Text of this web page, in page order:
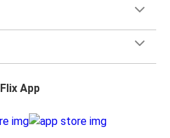
Flix App